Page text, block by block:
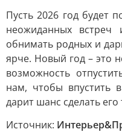
Пусть 2026 год будет
неожиданных
обнимать родных и
ярче. Новый год – это
возможность
нам, чтобы впустить
дарит шанс сделать
Источник: